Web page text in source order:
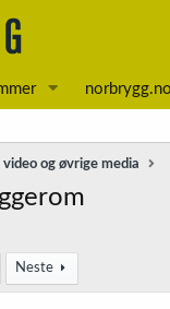
norbrygg.no
video og øvrige media
Neste